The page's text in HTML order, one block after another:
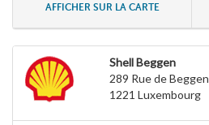
AFFICHER SUR LA CARTE
Shell Beggen
289 Rue de Beggen
1221 Luxembourg